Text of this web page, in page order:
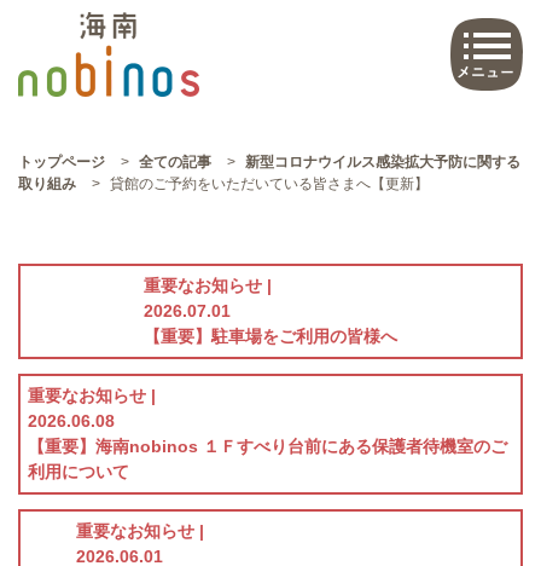
トップページ > 全ての記事 > 新型コロナウイルス感染拡大予防に関する
取り組み
> 貸館のご予約をいただいている皆さまへ【更新】
重要なお知らせ |
2026.07.01
【重要】駐車場をご利用の皆様へ
重要なお知らせ |
2026.06.08
【重要】海南nobinos １Ｆすべり台前にある保護者待機室のご
利用について
重要なお知らせ |
2026.06.01